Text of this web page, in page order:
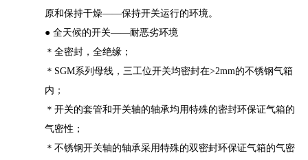
原和保持干燥——保持开关运行的环境。
● 全天候的开关——耐恶劣环境
＊全密封，全绝缘；
＊SGM系列母线，三工位开关均密封在>2mm的不锈钢气箱
内；
＊开关的套管和开关轴的轴承均用特殊的密封环保证气箱的
气密性；
＊不锈钢开关轴的轴承采用特殊的双密封环保证气箱的气密